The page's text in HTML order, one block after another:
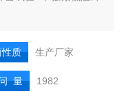
性质 生产厂家
量 1982